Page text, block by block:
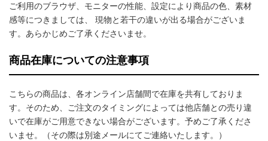
ご利用のブラウザ、モニターの性能、設定により商品の色、素材
感等につきましては、 現物と若干の違いが出る場合がございま
す。あらかじめご了承くださいませ。
商品在庫についての注意事項
こちらの商品は、各オンライン店舗間で在庫を共有しておりま
す。そのため、ご注文のタイミングによっては他店舗との売り違
いで在庫がご用意できない場合がございます。予めご了承くださ
いませ。（その際は別途メールにてご連絡いたします。）